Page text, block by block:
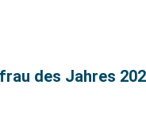
des Jahres